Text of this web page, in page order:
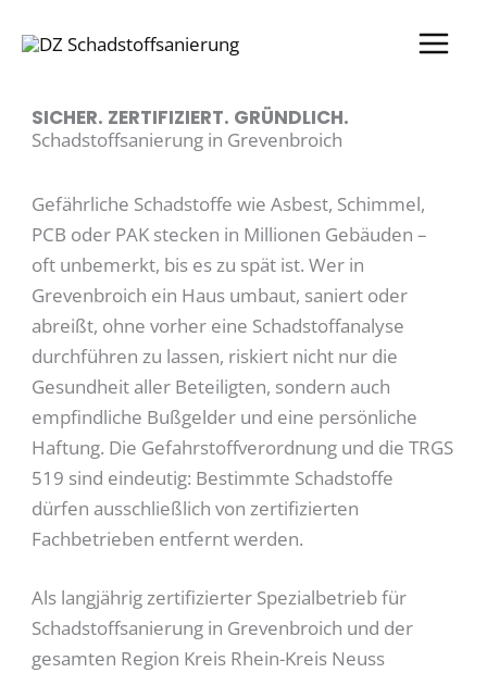
Inhalt
SICHER. ZERTIFIZIERT. GRÜNDLICH.
Schadstoffsanierung in Grevenbroich
Gefährliche Schadstoffe wie Asbest, Schimmel,
PCB oder PAK stecken in Millionen Gebäuden –
oft unbemerkt, bis es zu spät ist. Wer in
Grevenbroich ein Haus umbaut, saniert oder
abreißt, ohne vorher eine Schadstoffanalyse
durchführen zu lassen, riskiert nicht nur die
Gesundheit aller Beteiligten, sondern auch
empfindliche Bußgelder und eine persönliche
Haftung. Die Gefahrstoffverordnung und die TRGS
519 sind eindeutig: Bestimmte Schadstoffe
dürfen ausschließlich von zertifizierten
Fachbetrieben entfernt werden.
Als langjährig zertifizierter Spezialbetrieb für
Schadstoffsanierung in Grevenbroich und der
gesamten Region Kreis Rhein-Kreis Neuss